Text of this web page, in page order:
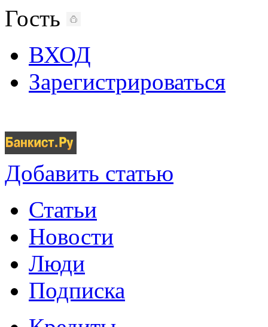
Гость
ВХОД
Зарегистрироваться
Добавить статью
Статьи
Новости
Люди
Подписка